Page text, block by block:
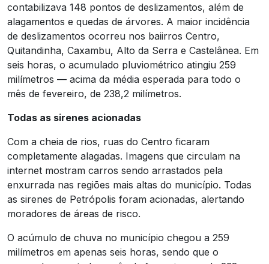
contabilizava 148 pontos de deslizamentos, além de
alagamentos e quedas de árvores. A maior incidência
de deslizamentos ocorreu nos baiirros Centro,
Quitandinha, Caxambu, Alto da Serra e Castelânea. Em
seis horas, o acumulado pluviométrico atingiu 259
milímetros — acima da média esperada para todo o
mês de fevereiro, de 238,2 milímetros.
Todas as sirenes acionadas
Com a cheia de rios, ruas do Centro ficaram
completamente alagadas. Imagens que circulam na
internet mostram carros sendo arrastados pela
enxurrada nas regiões mais altas do município. Todas
as sirenes de Petrópolis foram acionadas, alertando
moradores de áreas de risco.
O acúmulo de chuva no município chegou a 259
milímetros em apenas seis horas, sendo que o